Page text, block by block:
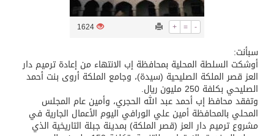
ثلة من الضابطات في الجييش الكويتي
كسوة الكعبة تعتلي البيت العتيق
+ = -
1624
سبأنت:
أوشكت السلطة المحلية بمحافظة إب الانتهاء من إعادة ترميم دار
العز قصر الملكة الصليحية (سيدة)، وجامع الملكة أروى بنت أحمد
الصليحي بكلفة 250 مليون ريال.
وتفقد محافظ إب أحمد عبد الله الحجري، وأمين عام المجلس
المحلي بالمحافظة أمين علي الورافي اليوم الأعمال الجارية في
مشروع ترميم دار العز (قصر الملكة) بمدينة جبلة التاريخية الذي